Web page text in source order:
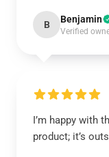
B Benjamin
Verified
I’m happy with
product; it’s